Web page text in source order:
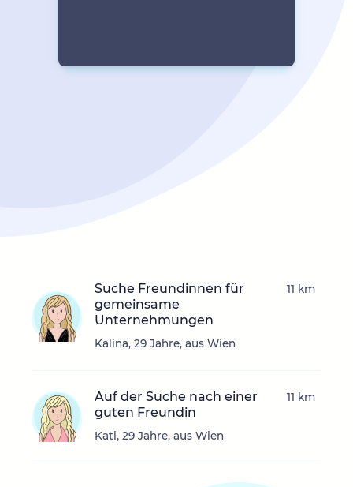
Suche Freundinnen für
gemeinsame
Unternehmungen
Kalina, 29 Jahre, aus Wien
11 km
Auf der Suche nach einer
guten Freundin
Kati, 29 Jahre, aus Wien
11 km